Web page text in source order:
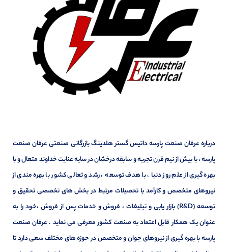
درباره عرفان صنعت پارسه داتیس گستر هلدینگ بازرگانی صنعتی عرفان صنعت
پارسه ، با بیش از نیم قرن تجربه و سابقه درخشان در سایه عنایت خداوند متعال و با
بهره گیری از علم روز دنیا ، با هدف توسعه ، رشد و تعالی کشور با بهره مندی از
نیروهای متخصص و کارآمد با تحصیلات مرتبط در بخش های تخصصی تحقیق و
توسعه (R&D) بازار یابی و تبلیغات ، فروش و خدمات پس از فروش ،خود را به
عنوان یک همکار قابل اعتماد به صنعت کشور معرفی می نماید . عرفان صنعت
پارسه با بهره گیری از نیروهای جوان و متخصص در حوزه های مختلف سعی دارد تا